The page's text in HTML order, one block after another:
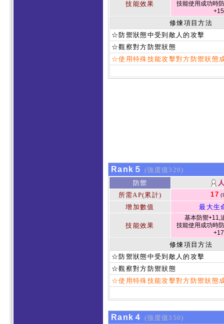
技能效果
技能使用成功時
修煉項目方法
☆防禦狀態中受到敵人的攻擊
☆觀察對方防禦狀態
☆使用特殊技能攻擊對方防禦狀態
Rank５
(強度值320)
防禦
所需AP(累計)
17
增加數值 最大生
技能效果
基本防禦+11,
技能使用成功時
修煉項目方法
☆防禦狀態中受到敵人的攻擊
☆觀察對方防禦狀態
☆使用特殊技能攻擊對方防禦狀態
Rank４
(強度值350)